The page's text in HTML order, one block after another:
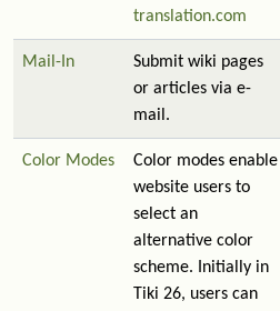
translation.com
Mail-In
Submit wiki pages
or articles via e-
mail.
Color Modes
Color modes enable
website users to
select an
alternative color
scheme. Initially in
Tiki 26, users can